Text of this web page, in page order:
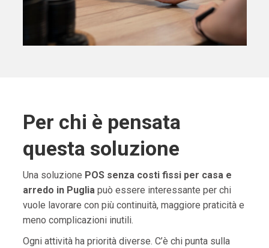
Per chi è pensata
questa soluzione
Una soluzione POS senza costi fissi per casa e
arredo in Pugliapuò essere interessante per chi
vuole lavorare con più continuità, maggiore praticità e
meno complicazioni inutili.
Ogni attività ha priorità diverse. C’è chi punta sulla